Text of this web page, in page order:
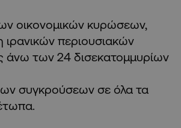
οικονομικών κυρώσεων,
περιουσιακών
άνω των 24 δισεκατομμυρίων
συγκρούσεων σε όλα τα